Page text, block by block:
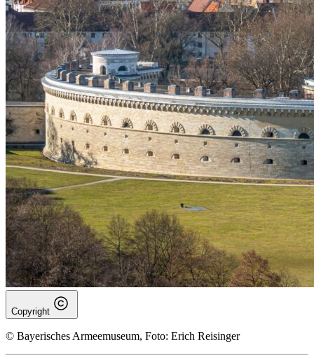
Copyright
© Bayerisches Armeemuseum, Foto: Erich Reisinger